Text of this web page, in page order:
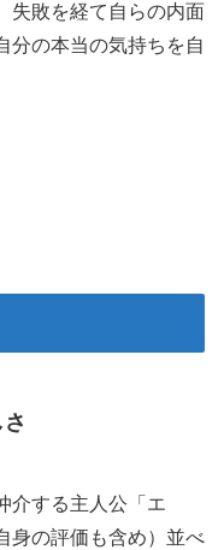
失敗を経て自らの内面
分の本当の気持ちを自
介する主人公「エ
身の評価も含め）並べ